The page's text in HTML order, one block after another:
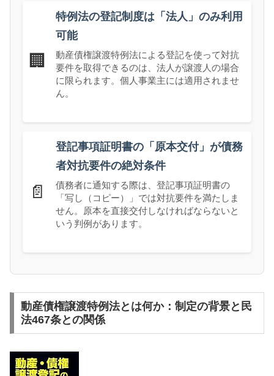
🏢
特例法の登記制度は「法人」のみ利用
可能
動産債権譲渡特例法による登記を使って対抗
要件を取得できるのは、法人が譲渡人の場合
に限られます。個人事業主には適用されませ
ん。
📄
登記事項証明書の「原本交付」が債務
者対抗要件の絶対条件
債務者に通知する際は、登記事項証明書の
「写し（コピー）」では対抗要件を満たしま
せん。原本を直接交付しなければならないと
いう判例があります。
動産債権譲渡特例法とは何か：制定の背景と民
法467条との関係